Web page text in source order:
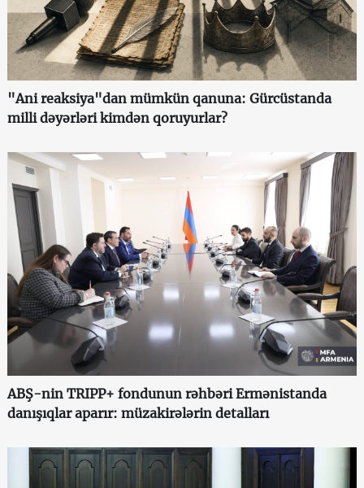
"Ani reaksiya"dan mümkün qanuna: Gürcüstanda
milli dəyərləri kimdən qoruyurlar?
ABŞ-nin TRIPP+ fondunun rəhbəri Ermənistanda
danışıqlar aparır: müzakirələrin detalları